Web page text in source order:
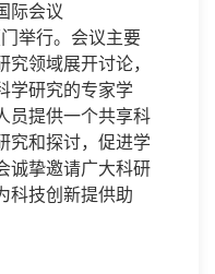
际会议
举行。会议主要
究领域展开讨论，
学研究的专家学
员提供一个共享科
究和探讨，促进学
诚挚邀请广大科研
科技创新提供助